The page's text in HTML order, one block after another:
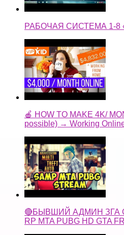
РАБОЧАЯ СИСТЕМА 1-8
🍎 HOW TO MAKE 4K/
possible) → Working
🔴БЫВШИЙ АДМИН ЗГА
RP MTA PUBG HD GTA